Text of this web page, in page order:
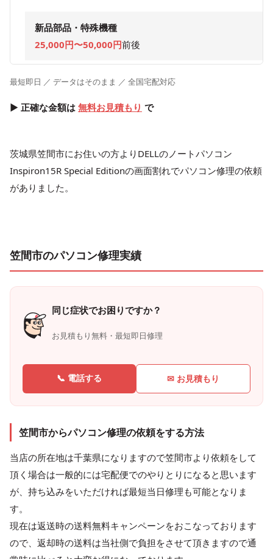
新品部品・特殊機種
25,000円〜50,000円前後
最短即日 ／ データはそのまま ／ 全国宅配対応
▶ 正確な金額は 無料お見積もり で
茨城県笠間市にお住いの方よりDELLのノートパソコン
Inspiron15R Special Editionの画面割れでパソコン修理の依頼
がありました。
笠間市のパソコン修理実績
同じ症状でお困りですか？
お見積もり無料・最短即日修理
📞 電話する ✉ お見積もり
笠間市からパソコン修理の依頼をする方法
当店の所在地は千葉県になりますので笠間市より依頼をして
頂く場合は一般的には宅配便でのやりとりになると思います
が、持ち込みをいただければ最短当日修理も可能となりま
す。
現在は返送時の送料無料キャンペーンをおこなっております
ので、返却時の送料は当社側で負担をさせて頂きますので通